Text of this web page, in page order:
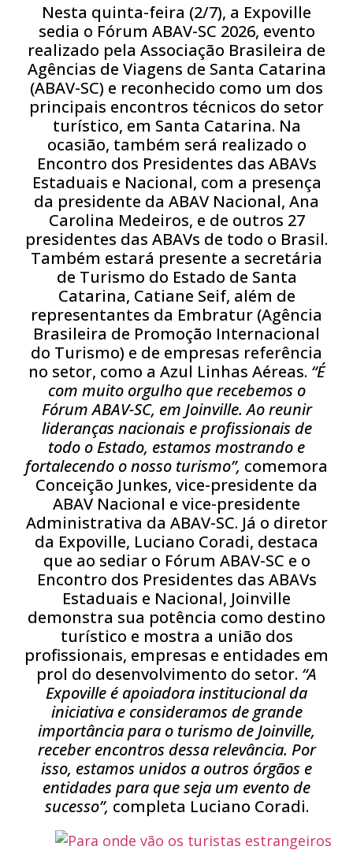
Nesta quinta-feira (2/7), a Expoville
sedia o Fórum ABAV-SC 2026, evento
realizado pela Associação Brasileira de
Agências de Viagens de Santa Catarina
(ABAV-SC) e reconhecido como um dos
principais encontros técnicos do setor
turístico, em Santa Catarina. Na
ocasião, também será realizado o
Encontro dos Presidentes das ABAVs
Estaduais e Nacional, com a presença
da presidente da ABAV Nacional, Ana
Carolina Medeiros, e de outros 27
presidentes das ABAVs de todo o Brasil.
Também estará presente a secretária
de Turismo do Estado de Santa
Catarina, Catiane Seif, além de
representantes da Embratur (Agência
Brasileira de Promoção Internacional
do Turismo) e de empresas referência
no setor, como a Azul Linhas Aéreas. “É
com muito orgulho que recebemos o
Fórum ABAV-SC, em Joinville. Ao reunir
lideranças nacionais e profissionais de
todo o Estado, estamos mostrando e
fortalecendo o nosso turismo”, comemora
Conceição Junkes, vice-presidente da
ABAV Nacional e vice-presidente
Administrativa da ABAV-SC. Já o diretor
da Expoville, Luciano Coradi, destaca
que ao sediar o Fórum ABAV-SC e o
Encontro dos Presidentes das ABAVs
Estaduais e Nacional, Joinville
demonstra sua potência como destino
turístico e mostra a união dos
profissionais, empresas e entidades em
prol do desenvolvimento do setor. “A
Expoville é apoiadora institucional da
iniciativa e consideramos de grande
importância para o turismo de Joinville,
receber encontros dessa relevância. Por
isso, estamos unidos a outros órgãos e
entidades para que seja um evento de
sucesso”, completa Luciano Coradi.